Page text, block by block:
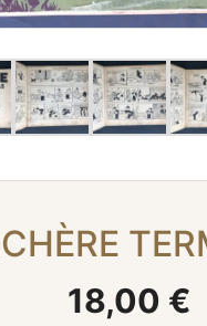
18,00 €